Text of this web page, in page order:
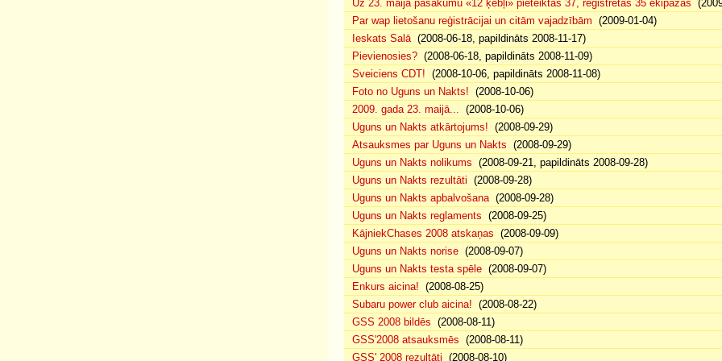
Uz 23. maija pasākumu «12 ķebļi» pieteiktas 37, reģistrētas 35 ekipāžas
Par wap lietošanu reģistrācijai un citām vajadzībām (2009-01-04)
Ieskats Salā(2008-06-18, papildināts 2008-11-17)
Pievienosies? (2008-06-18, papildināts 2008-11-09)
Sveiciens CDT! (2008-10-06, papildināts 2008-11-08)
Foto no Uguns un Nakts! (2008-10-06)
2009. gada 23. maijā... (2008-10-06)
Uguns un Nakts atkārtojums! (2008-09-29)
Atsauksmes par Uguns un Nakts (2008-09-29)
Uguns un Nakts nolikums (2008-09-21, papildināts 2008-09-28)
Uguns un Nakts rezultāti (2008-09-28)
Uguns un Nakts apbalvošana(2008-09-28)
Uguns un Nakts reglaments (2008-09-25)
KājniekChases 2008 atskaņas (2008-09-09)
Uguns un Nakts norise (2008-09-07)
Uguns un Nakts testa spēle (2008-09-07)
Enkurs aicina! (2008-08-25)
Subaru power club aicina! (2008-08-22)
GSS 2008 bildēs (2008-08-11)
GSS'2008 atsauksmēs (2008-08-11)
GSS' 2008 rezultāti (2008-08-10)